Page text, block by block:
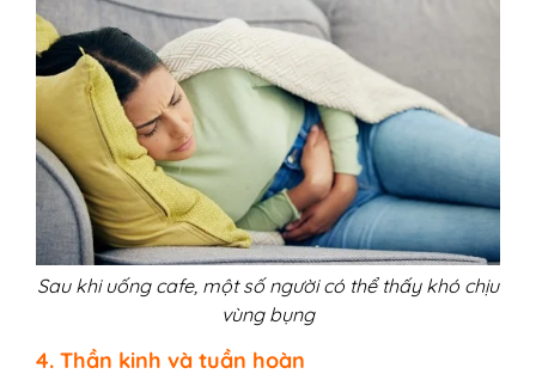
Sau khi uống cafe, một số người có thể thấy khó chịu
vùng bụng
4. Thần kinh và tuần hoàn